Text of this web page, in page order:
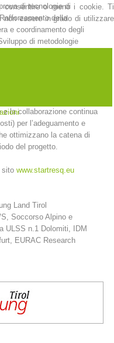
di tecnologie di
della
e coordinamento degli
di metodologie
tecnologie
soccorso alpino ma anche la
e la collaborazione continua
per l’adeguamento e
ottimizzano la catena di
del progetto.
sito www.startresq.eu
Land Tirol
Soccorso Alpino e
ULSS n.1 Dolomiti, IDM
EURAC Research
consentire o meno i cookie. Ti
essere in grado di utilizzare